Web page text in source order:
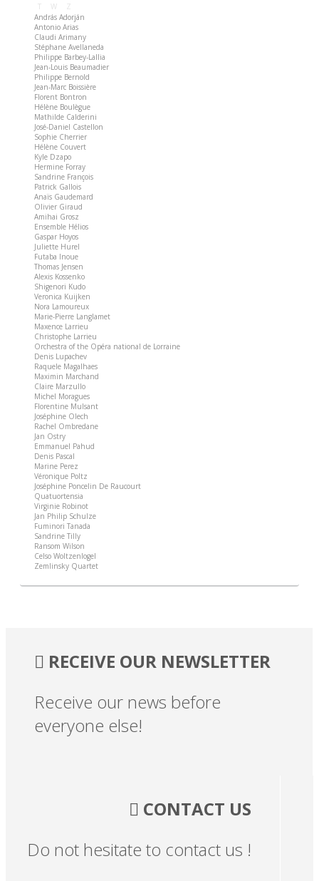
T
W
Z
András Adorján
Antonio Arias
Claudi Arimany
Stéphane Avellaneda
Philippe Barbey-Lallia
Jean-Louis Beaumadier
Philippe Bernold
Jean-Marc Boissière
Florent Bontron
Hélène Boulègue
Mathilde Calderini
José-Daniel Castellon
Sophie Cherrier
Hélène Couvert
Kyle Dzapo
Hermine Forray
Sandrine François
Patrick Gallois
Anaïs Gaudemard
Olivier Giraud
Amihai Grosz
Ensemble Hélios
Gaspar Hoyos
Juliette Hurel
Futaba Inoue
Thomas Jensen
Alexis Kossenko
Shigenori Kudo
Veronica Kuijken
Nora Lamoureux
Marie-Pierre Langlamet
Maxence Larrieu
Christophe Larrieu
Orchestra of the Opéra national de Lorraine
Denis Lupachev
Raquele Magalhaes
Maximin Marchand
Claire Marzullo
Michel Moragues
Florentine Mulsant
Joséphine Olech
Rachel Ombredane
Jan Ostry
Emmanuel Pahud
Denis Pascal
Marine Perez
Véronique Poltz
Joséphine Poncelin De Raucourt
Quatuortensia
Virginie Robinot
Jan Philip Schulze
Fuminori Tanada
Sandrine Tilly
Ransom Wilson
Celso Woltzenlogel
Zemlinsky Quartet
RECEIVE OUR NEWSLETTER
Receive our news before
everyone else!
CONTACT US
Do not hesitate to contact us !